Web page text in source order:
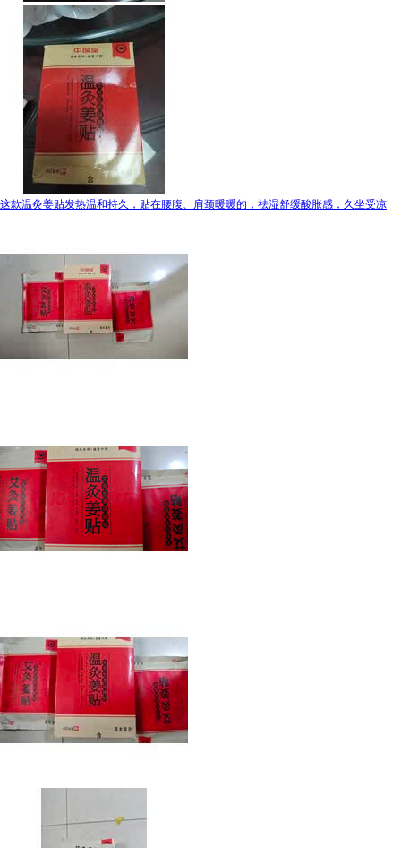
这款温灸姜贴发热温和持久，贴在腰腹、肩颈暖暖的，祛湿舒缓酸胀感，久坐受凉